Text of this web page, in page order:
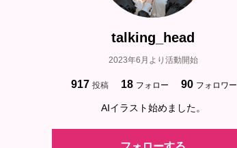
talking_head
2023年6月より活動開始
917 投稿 18 フォロー 90 フォロワー
AIイラスト始めました。